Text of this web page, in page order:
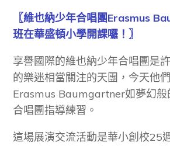
〖維也納少年合唱團Erasmus
班在華盛頓小學開課囉！〗
享譽國際的維也納少年合唱團是
的樂迷相當關注的天團，今天他
Erasmus Baumgartner如夢幻般
合唱團指導練習。
這場展演交流活動是華小創校25